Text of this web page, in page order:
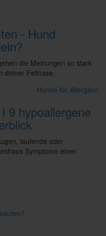
- Hund
die Meinungen so stark
deiner Fellnase.
9 hypoallergene
laufende oder
Symptome einer